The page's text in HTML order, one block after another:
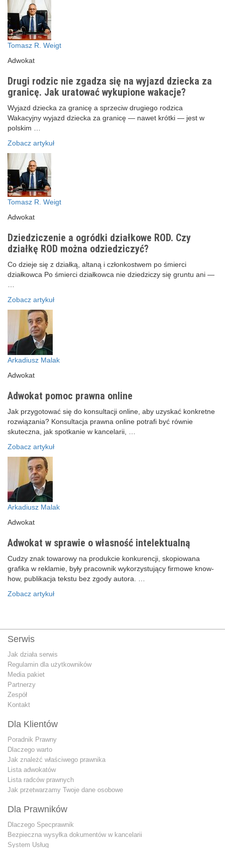
Tomasz R. Weigt
Adwokat
Drugi rodzic nie zgadza się na wyjazd dziecka za
granicę. Jak uratować wykupione wakacje?
Wyjazd dziecka za granicę a sprzeciw drugiego rodzica
Wakacyjny wyjazd dziecka za granicę — nawet krótki — jest w
polskim …
Zobacz artykuł
Tomasz R. Weigt
Adwokat
Dziedziczenie a ogródki działkowe ROD. Czy
działkę ROD można odziedziczyć?
Co dzieje się z działką, altaną i członkostwem po śmierci
działkowca Po śmierci działkowca nie dziedziczy się gruntu ani —
…
Zobacz artykuł
Arkadiusz Malak
Adwokat
Adwokat pomoc prawna online
Jak przygotować się do konsultacji online, aby uzyskać konkretne
rozwiązania? Konsultacja prawna online potrafi być równie
skuteczna, jak spotkanie w kancelarii, …
Zobacz artykuł
Arkadiusz Malak
Adwokat
Adwokat w sprawie o własność intelektualną
Cudzy znak towarowy na produkcie konkurencji, skopiowana
grafika w reklamie, były pracownik wykorzystujący firmowe know-
how, publikacja tekstu bez zgody autora. …
Zobacz artykuł
Serwis
Jak działa serwis
Regulamin dla użytkowników
Media pakiet
Partnerzy
Zespół
Kontakt
Dla Klientów
Poradnik Prawny
Dlaczego warto
Jak znależć właściwego prawnika
Lista adwokatów
Lista radców prawnych
Jak przetwarzamy Twoje dane osobowe
Dla Prawników
Dlaczego Specprawnik
Bezpieczna wysyłka dokumentów w kancelarii
System Usług